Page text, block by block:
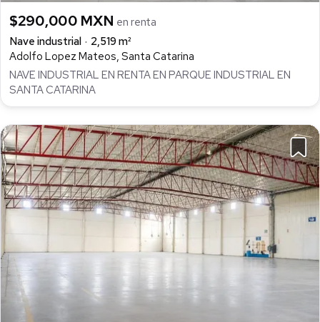
$290,000 MXN en renta
Nave industrial
2,519 m²
Adolfo Lopez Mateos, Santa Catarina
NAVE INDUSTRIAL EN RENTA EN PARQUE INDUSTRIAL EN
SANTA CATARINA